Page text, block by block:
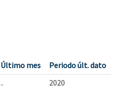
Último mes
Periodo últ. dato
..
2020